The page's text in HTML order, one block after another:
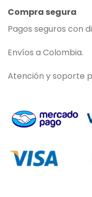
Compra segura
Pagos seguros con
Envíos a Colombia.
Atención y soporte